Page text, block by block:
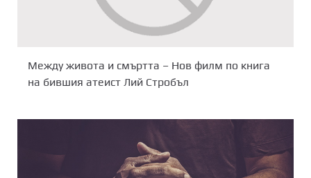
Между живота и смъртта – Нов филм по книга
на бившия атеист Лий Стробъл